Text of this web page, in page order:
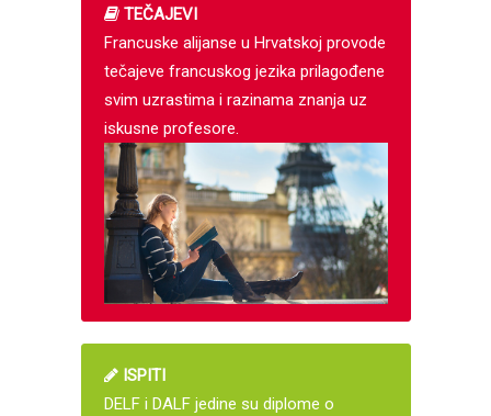
TEČAJEVI
Francuske alijanse u Hrvatskoj provode
tečajeve francuskog jezika prilagođene
svim uzrastima i razinama znanja uz
iskusne profesore.
ISPITI
DELF i DALF jedine su diplome o